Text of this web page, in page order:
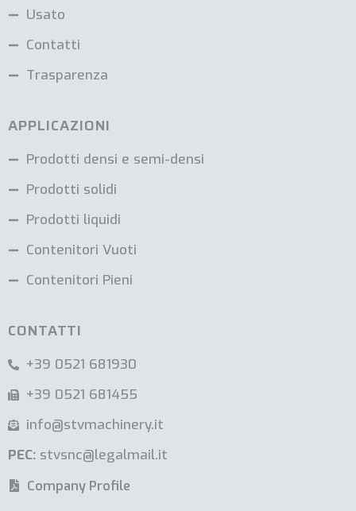
Usato
Contatti
Trasparenza
APPLICAZIONI
Prodotti densi e semi-densi
Prodotti solidi
Prodotti liquidi
Contenitori Vuoti
Contenitori Pieni
CONTATTI
+39 0521 681930
+39 0521 681455
info@stvmachinery.it
PEC: stvsnc@legalmail.it
Company Profile